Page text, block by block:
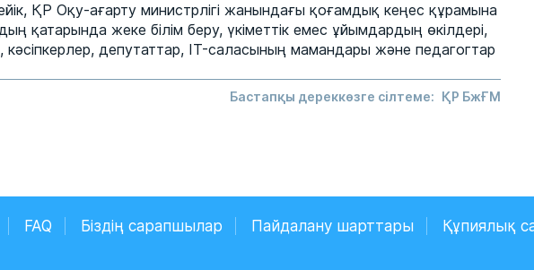
ҚР Оқу-ағарту министрлігі жанындағы қоғамдық кеңес құрамына
қатарында жеке білім беру, үкіметтік емес ұйымдардың өкілдері,
кәсіпкерлер, депутаттар, IT-саласының мамандары және педагогтар
Бастапқы дереккөзге сілтеме: ҚР БжҒМ
FAQ Біздің сарапшылар Пайдалану шарттары Құпиялық